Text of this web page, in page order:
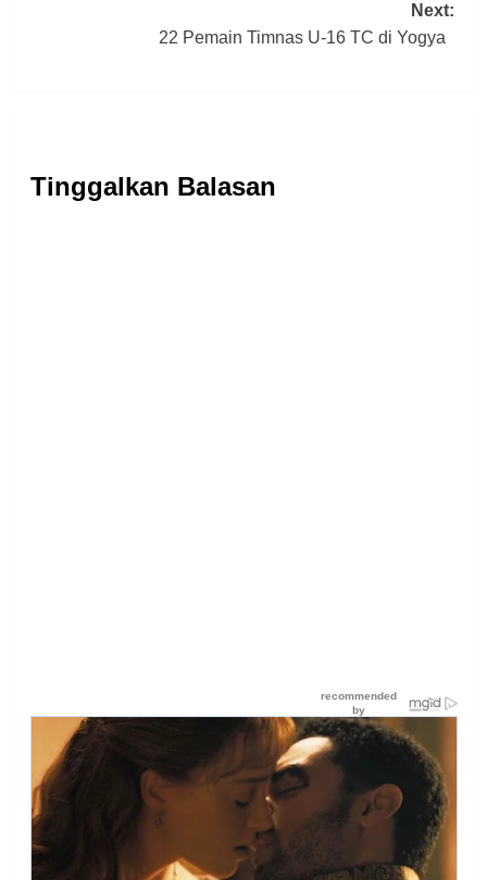
Next:
22 Pemain Timnas U-16 TC di Yogya
Tinggalkan Balasan